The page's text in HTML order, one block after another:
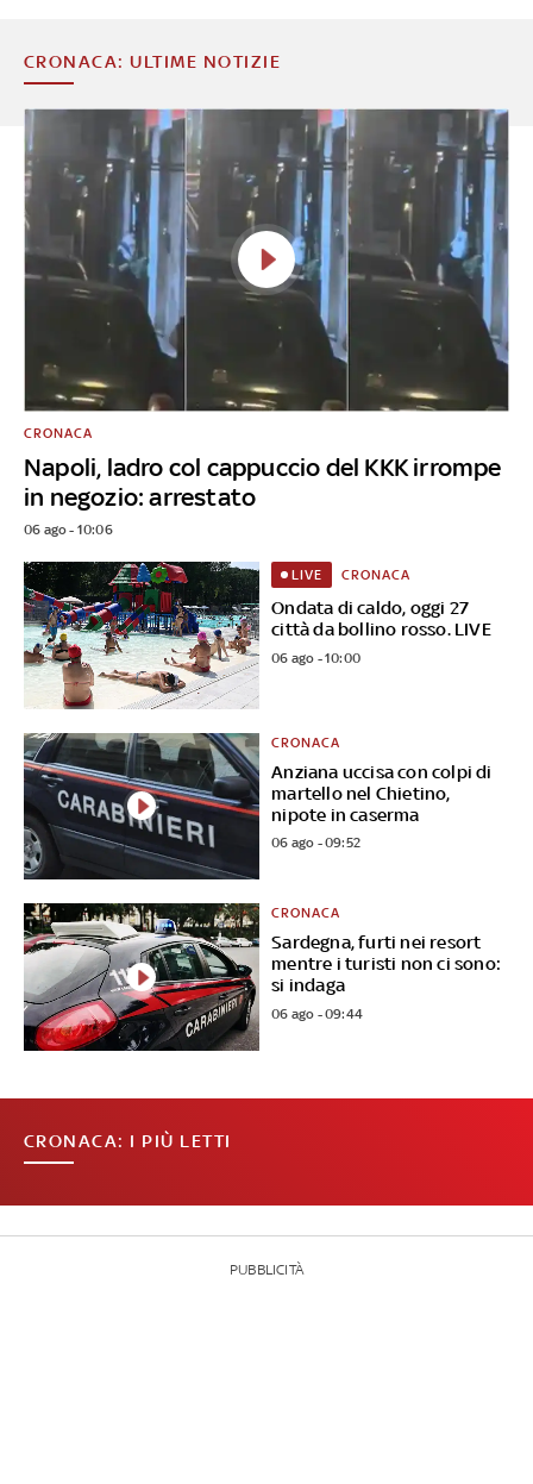
CRONACA: ULTIME NOTIZIE
Napoli, ladro col cappuccio del KKK irrompe
in negozio: arrestato
CRONACA
06 ago - 10:06
Ondata di caldo, oggi 27
città da bollino rosso. LIVE
LIVE CRONACA
06 ago - 10:00
Anziana uccisa con colpi di
martello nel Chietino,
nipote in caserma
CRONACA
06 ago - 09:52
Sardegna, furti nei resort
mentre i turisti non ci sono:
si indaga
CRONACA
06 ago - 09:44
CRONACA: I PIÙ LETTI
PUBBLICITÀ